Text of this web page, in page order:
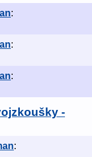
:
:
:
-
: